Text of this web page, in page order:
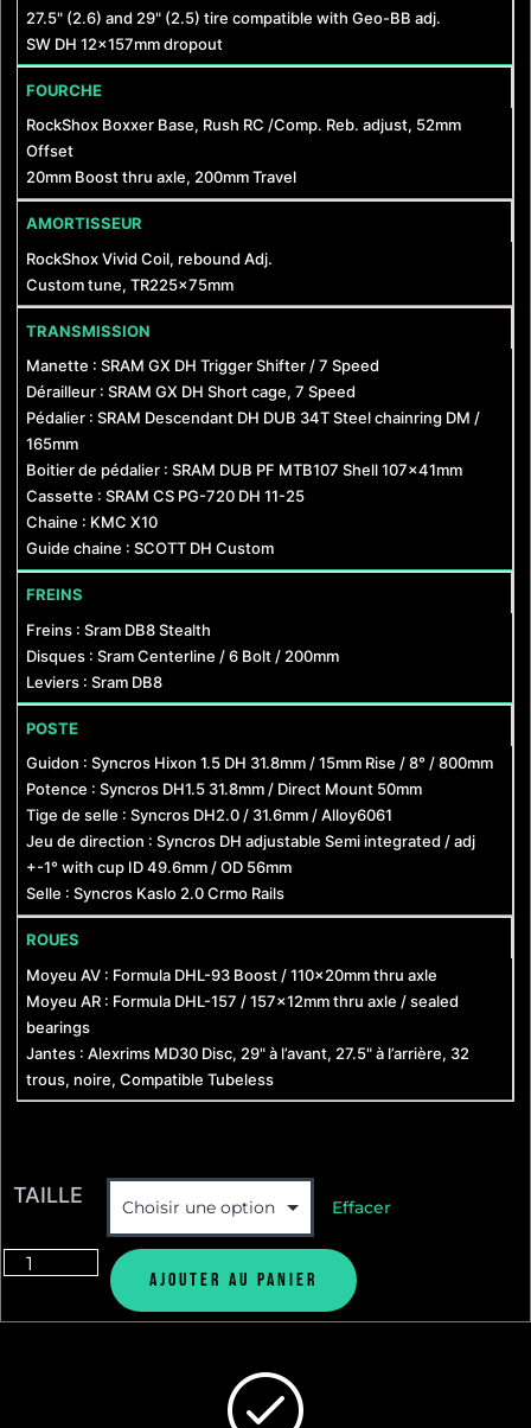
27.5" (2.6) and 29" (2.5) tire compatible with Geo-BB adj.
SW DH 12x157mm dropout
FOURCHE
RockShox Boxxer Base, Rush RC /Comp. Reb. adjust, 52mm
Offset
20mm Boost thru axle, 200mm Travel
AMORTISSEUR
RockShox Vivid Coil, rebound Adj.
Custom tune, TR225x75mm
TRANSMISSION
Manette : SRAM GX DH Trigger Shifter / 7 Speed
Dérailleur : SRAM GX DH Short cage, 7 Speed
Pédalier : SRAM Descendant DH DUB 34T Steel chainring DM /
165mm
Boitier de pédalier : SRAM DUB PF MTB107 Shell 107x41mm
Cassette : SRAM CS PG-720 DH 11-25
Chaine : KMC X10
Guide chaine : SCOTT DH Custom
FREINS
Freins : Sram DB8 Stealth
Disques : Sram Centerline / 6 Bolt / 200mm
Leviers : Sram DB8
POSTE
Guidon : Syncros Hixon 1.5 DH 31.8mm / 15mm Rise / 8° / 800mm
Potence : Syncros DH1.5 31.8mm / Direct Mount 50mm
Tige de selle : Syncros DH2.0 / 31.6mm / Alloy6061
Jeu de direction : Syncros DH adjustable Semi integrated / adj
+-1° with cup ID 49.6mm / OD 56mm
Selle : Syncros Kaslo 2.0 Crmo Rails
ROUES
Moyeu AV : Formula DHL-93 Boost / 110x20mm thru axle
Moyeu AR : Formula DHL-157 / 157x12mm thru axle / sealed
bearings
Jantes : Alexrims MD30 Disc, 29" à l’avant, 27.5" à l’arrière, 32
trous, noire, Compatible Tubeless
TAILLE Effacer
Ajouter au panier